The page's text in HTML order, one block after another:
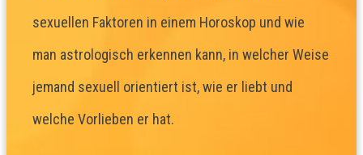
sexuellen Faktoren in einem Horoskop und wie
man astrologisch erkennen kann, in welcher Weise
jemand sexuell orientiert ist, wie er liebt und
welche Vorlieben er hat.